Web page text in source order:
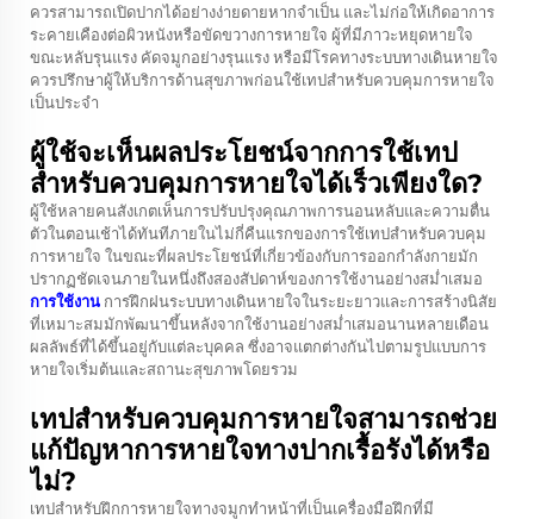
ควรสามารถเปิดปากได้อย่างง่ายดายหากจำเป็น และไม่ก่อให้เกิดอาการ
ระคายเคืองต่อผิวหนังหรือขัดขวางการหายใจ ผู้ที่มีภาวะหยุดหายใจ
ขณะหลับรุนแรง คัดจมูกอย่างรุนแรง หรือมีโรคทางระบบทางเดินหายใจ
ควรปรึกษาผู้ให้บริการด้านสุขภาพก่อนใช้เทปสำหรับควบคุมการหายใจ
เป็นประจำ
ผู้ใช้จะเห็นผลประโยชน์จากการใช้เทป
สำหรับควบคุมการหายใจได้เร็วเพียงใด?
ผู้ใช้หลายคนสังเกตเห็นการปรับปรุงคุณภาพการนอนหลับและความตื่น
ตัวในตอนเช้าได้ทันทีภายในไม่กี่คืนแรกของการใช้เทปสำหรับควบคุม
การหายใจ ในขณะที่ผลประโยชน์ที่เกี่ยวข้องกับการออกกำลังกายมัก
ปรากฏชัดเจนภายในหนึ่งถึงสองสัปดาห์ของการใช้งานอย่างสม่ำเสมอ
การใช้งาน การฝึกฝนระบบทางเดินหายใจในระยะยาวและการสร้างนิสัย
ที่เหมาะสมมักพัฒนาขึ้นหลังจากใช้งานอย่างสม่ำเสมอนานหลายเดือน
ผลลัพธ์ที่ได้ขึ้นอยู่กับแต่ละบุคคล ซึ่งอาจแตกต่างกันไปตามรูปแบบการ
หายใจเริ่มต้นและสถานะสุขภาพโดยรวม
เทปสำหรับควบคุมการหายใจสามารถช่วย
แก้ปัญหาการหายใจทางปากเรื้อรังได้หรือ
ไม่?
เทปสำหรับฝึกการหายใจทางจมูกทำหน้าที่เป็นเครื่องมือฝึกที่มี